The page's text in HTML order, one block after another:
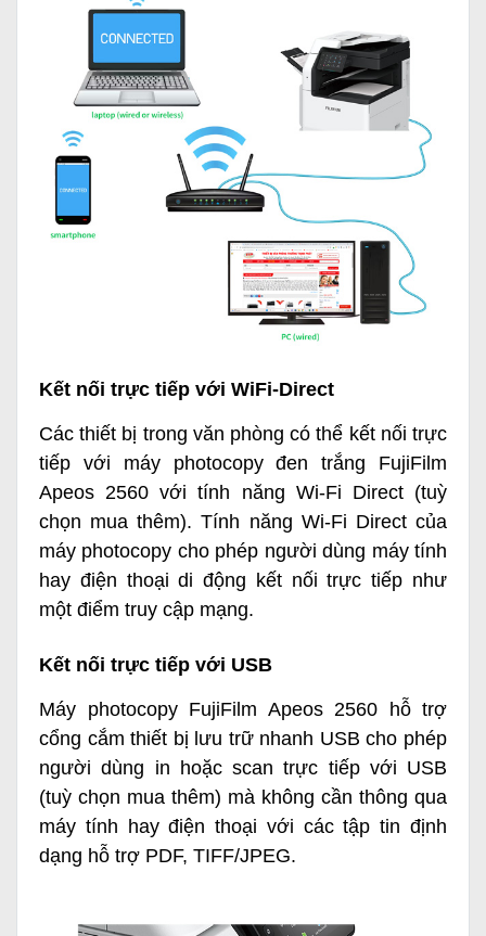
Kết nối trực tiếp với WiFi-Direct
Các thiết bị trong văn phòng có thể kết nối trực
tiếp với máy photocopy đen trắng FujiFilm
Apeos 2560 với tính năng Wi-Fi Direct (tuỳ
chọn mua thêm). Tính năng Wi-Fi Direct của
máy photocopy cho phép người dùng máy tính
hay điện thoại di động kết nối trực tiếp như
một điểm truy cập mạng.
Kết nối trực tiếp với USB
Máy photocopy FujiFilm Apeos 2560 hỗ trợ
cổng cắm thiết bị lưu trữ nhanh USB cho phép
người dùng in hoặc scan trực tiếp với USB
(tuỳ chọn mua thêm) mà không cần thông qua
máy tính hay điện thoại với các tập tin định
dạng hỗ trợ PDF, TIFF/JPEG.